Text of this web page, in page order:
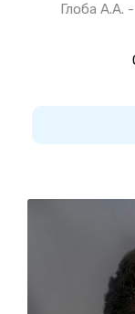
Глоба А.А.